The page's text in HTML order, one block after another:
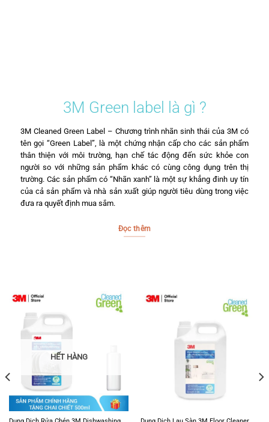
3M Green label là gì ?
3M Cleaned Green Label – Chương trình nhãn sinh thái của 3M có
tên gọi “Green Label”, là một chứng nhận cấp cho các sản phẩm
thân thiện với môi trường, hạn chế tác động đến sức khỏe con
người so với những sản phẩm khác có cùng công dụng trên thị
trường. Các sản phẩm có “Nhãn xanh” là một sự khẳng đinh uy tín
của cả sản phẩm và nhà sản xuất giúp người tiêu dùng trong việc
đưa ra quyết định mua sắm.
Đọc thêm
HẾT HÀNG